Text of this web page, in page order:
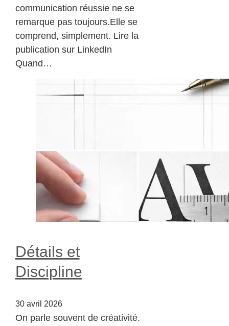
communication réussie ne se
remarque pas toujours.Elle se
comprend, simplement. Lire la
publication sur LinkedIn
Quand…
Détails et
Discipline
30 avril 2026
On parle souvent de créativité.